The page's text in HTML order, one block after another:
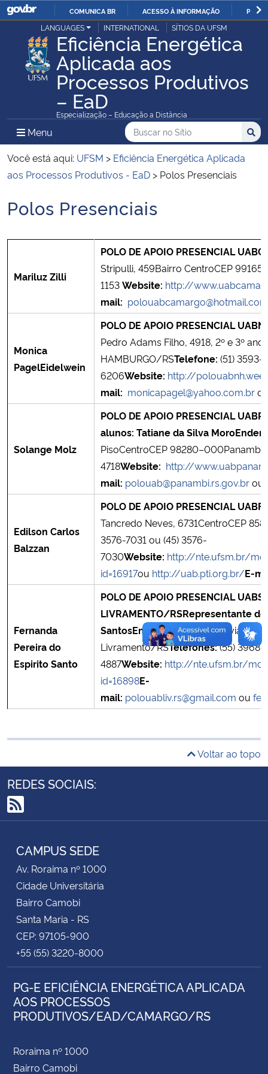
IR
PARA
O
CONTEÚDO
COMUNICA BR ACESSO À INFORMAÇÃO
Ministério da Justiça e Segurança Pública
Ministério da Defesa
Ministério das Relações Exteriores
Ministério da Agricultura, Pecuária e Abastecimento
Ministério da Cidadania
Ministério da Ciência, Tecnologia, Inovações e Comunicações
Ministério do Meio Ambiente
Ministério do Desenvolvimento Regional
Controladoria-Geral da União
Ministério da Mulher, da Família e dos Direitos Humanos
Gabinete de Segurança Institucional
Advocacia-Geral da União
LANGUAGES INTERNATIONAL SÍTIOS DA UFSM
Eficiência Energética
Aplicada aos
Processos Produtivos
– EaD
Especialização – Educação a Distância
Menu Menu Principal do Sítio
Busca
Buscar no no Sítio
Busca:
Você está aqui: UFSM > Eficiência Energética Aplicada
aos Processos Produtivos - EaD > Polos Presenciais
Início do conteúdo
Polos Presenciais
Mariluz Zilli
POLO DE APOIO PRESENCIAL UAB
Stripulli, 459Bairro CentroCEP
1153Website: http://
mail: polouabcamargo@hotmail.com
Monica
PagelEidelwein
POLO DE APOIO PRESENCIAL UAB
Pedro Adams Filho, 4918, 2º e 3º
HAMBURGO/RSTelefone: (51) 3593-
6206Website: http://
mail: monicapagel@yahoo.com.br
Solange Molz
POLO DE APOIO PRESENCIAL UAB
alunos: Tatiane da Silva Moro
PisoCentroCEP
4718Website: http://
mail: polouab@panambi.rs.gov.brou
Edilson Carlos
Balzzan
POLO DE APOIO PRESENCIAL UAB
Tancredo Neves, 6731CentroCEP
3576-7031 ou (45) 3576-
7030Website: http://nte.ufsm.br/
id=16917ou http://uab.pti.org.br/E-
Fernanda
Pereira do
Espirito Santo
POLO DE APOIO PRESENCIAL UAB
LIVRAMENTO/RSRepresentante
SantosEndereço:Rua Rivadavia
Livramento/RSTelefones:(55) 3968-
4887Website: http://nte.ufsm.br/
id=16898E-
mail: polouabliv.rs@gmail.com ou
Voltar ao topo
REDES SOCIAIS:
RSS
CAMPUS SEDE
Av. Roraima nº 1000
Cidade Universitária
Bairro Camobi
Santa Maria - RS
CEP: 97105-900
+55 (55) 3220-8000
PG-E EFICIÊNCIA ENERGÉTICA APLICADA
AOS PROCESSOS
PRODUTIVOS/EAD/CAMARGO/RS
Roraima nº 1000
Bairro Camobi